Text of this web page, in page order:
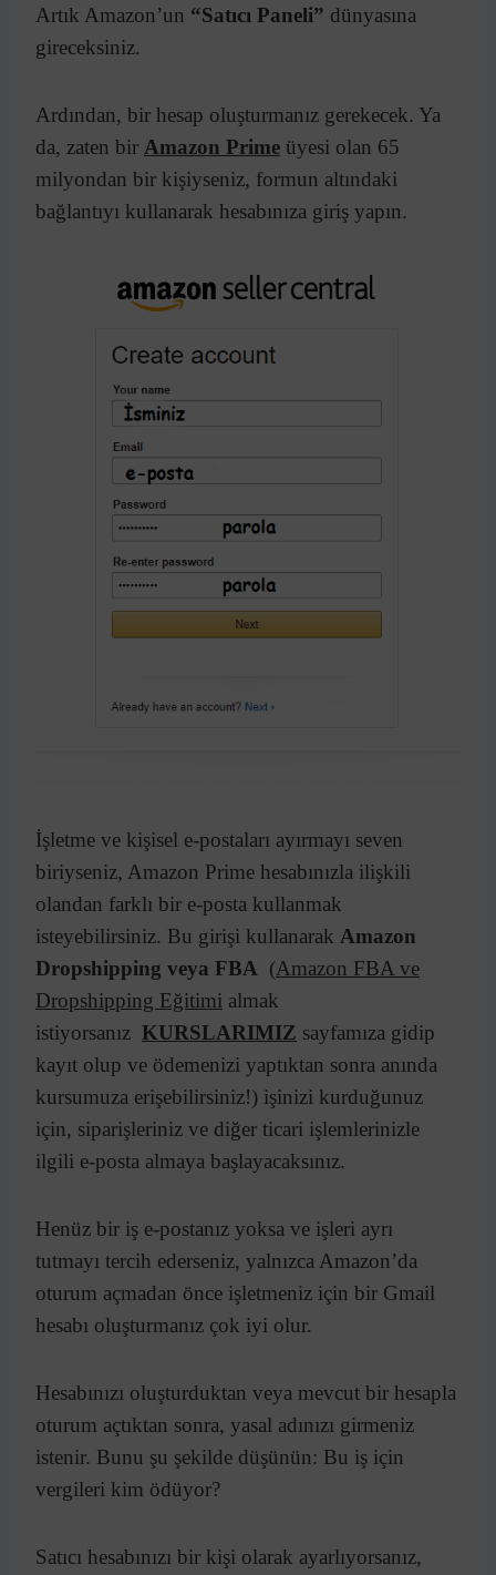
Artık Amazon’un “Satıcı Paneli” dünyasına
gireceksiniz.
Ardından, bir hesap oluşturmanız gerekecek. Ya
da, zaten bir Amazon Prime üyesi olan 65
milyondan bir kişiyseniz, formun altındaki
bağlantıyı kullanarak hesabınıza giriş yapın.
İşletme ve kişisel e-postaları ayırmayı seven
biriyseniz, Amazon Prime hesabınızla ilişkili
olandan farklı bir e-posta kullanmak
isteyebilirsiniz. Bu girişi kullanarak Amazon
Dropshipping veya FBA (Amazon FBA ve
Dropshipping Eğitimi almak
istiyorsanız KURSLARIMIZ sayfamıza gidip
kayıt olup ve ödemenizi yaptıktan sonra anında
kursumuza erişebilirsiniz!) işinizi kurduğunuz
için, siparişleriniz ve diğer ticari işlemlerinizle
ilgili e-posta almaya başlayacaksınız.
Henüz bir iş e-postanız yoksa ve işleri ayrı
tutmayı tercih ederseniz, yalnızca Amazon’da
oturum açmadan önce işletmeniz için bir Gmail
hesabı oluşturmanız çok iyi olur.
Hesabınızı oluşturduktan veya mevcut bir hesapla
oturum açtıktan sonra, yasal adınızı girmeniz
istenir. Bunu şu şekilde düşünün: Bu iş için
vergileri kim ödüyor?
Satıcı hesabınızı bir kişi olarak ayarlıyorsanız,